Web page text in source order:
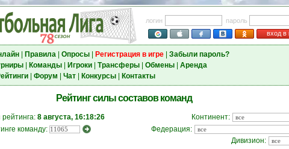
логин
пароль
вход в
| Правила| Опросы| Регистрация в игре| Забыли пароль?
| Команды| Игроки| Трансферы| Обмены| Аренда
| Форум Чат| Конкурсы| Контакты
Рейтинг силы составов команд
8 августа, 16:18:26
Континент:
команду:
Федерация:
Дивизион: